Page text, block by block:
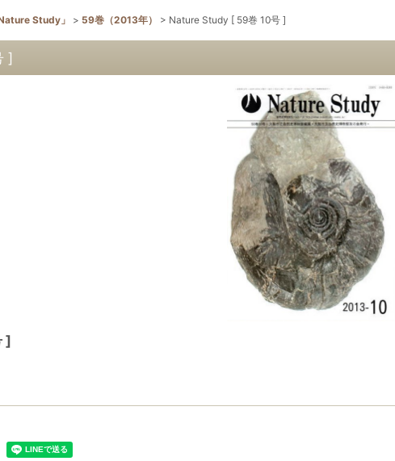
Study」 > 59巻（2013年） > Nature Study [ 59巻 10号 ]
]
]